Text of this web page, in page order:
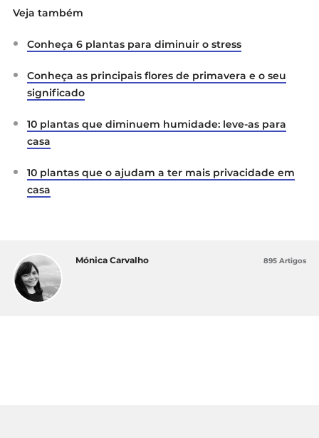
Veja também
Conheça 6 plantas para diminuir o stress
Conheça as principais flores de primavera e o seu
significado
10 plantas que diminuem humidade: leve-as para
casa
10 plantas que o ajudam a ter mais privacidade em
casa
Mónica Carvalho 895 Artigos